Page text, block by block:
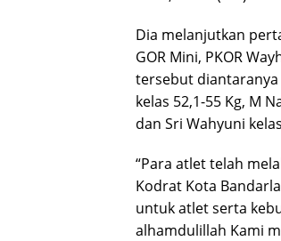
Dia melanjutkan
GOR Mini, PKOR
tersebut diantaranya
kelas 52,1-55 Kg, M
dan Sri Wahyuni
“Para atlet telah
Kodrat Kota
untuk atlet serta
alhamdulillah Kami